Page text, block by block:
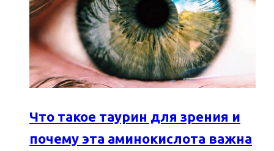
Что такое таурин для зрения и
почему эта аминокислота важна